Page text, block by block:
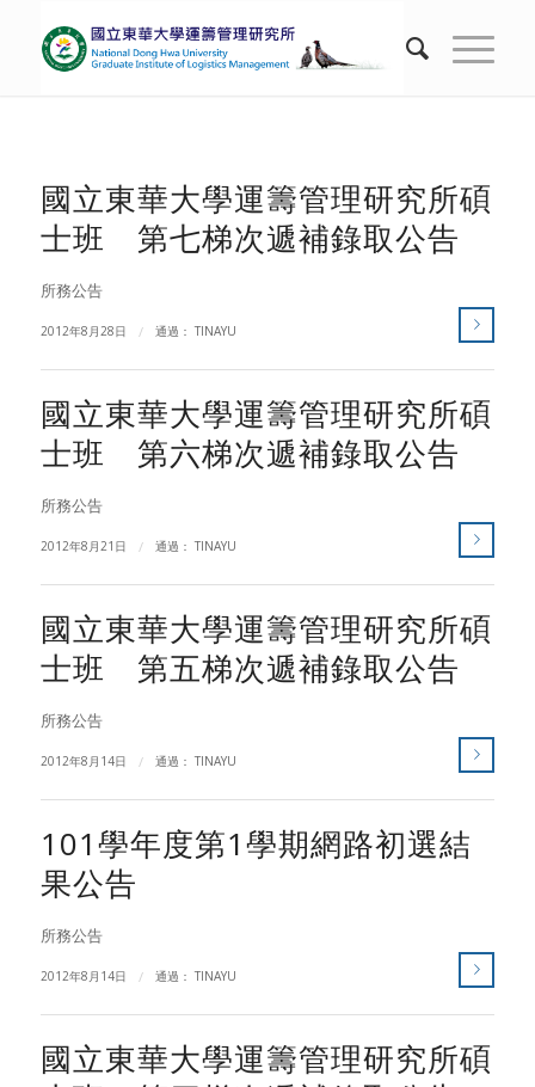
國立東華大學運籌管理研究所碩
士班 第七梯次遞補錄取公告
所務公告
2012年8月28日 / 通過： TINAYU
國立東華大學運籌管理研究所碩
士班 第六梯次遞補錄取公告
所務公告
2012年8月21日 / 通過： TINAYU
國立東華大學運籌管理研究所碩
士班 第五梯次遞補錄取公告
所務公告
2012年8月14日 / 通過： TINAYU
101學年度第1學期網路初選結
果公告
所務公告
2012年8月14日 / 通過： TINAYU
國立東華大學運籌管理研究所碩